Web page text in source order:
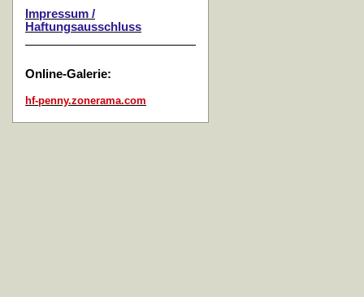
Impressum /
Haftungsausschluss
Online-Galerie:
hf-penny.zonerama.com